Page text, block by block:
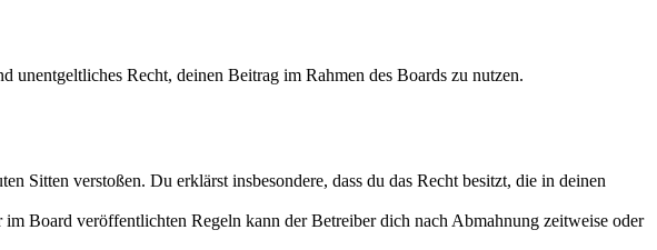
unentgeltliches Recht, deinen Beitrag im Rahmen des Boards zu nutzen.
Sitten verstoßen. Du erklärst insbesondere, dass du das Recht besitzt, die in deinen
Board veröffentlichten Regeln kann der Betreiber dich nach Abmahnung zeitweise oder